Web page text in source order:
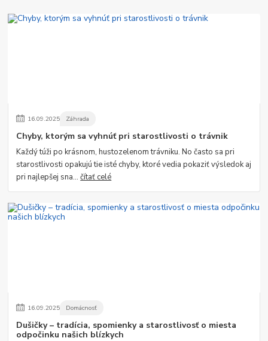
16.09.2025 Záhrada
Chyby, ktorým sa vyhnúť pri starostlivosti o trávnik
Každý túži po krásnom, hustozelenom trávniku. No často sa pri
starostlivosti opakujú tie isté chyby, ktoré vedia pokaziť výsledok aj
pri najlepšej sna...čítať celé
16.09.2025 Domácnosť
Dušičky – tradícia, spomienky a starostlivosť o miesta
odpočinku našich blízkych